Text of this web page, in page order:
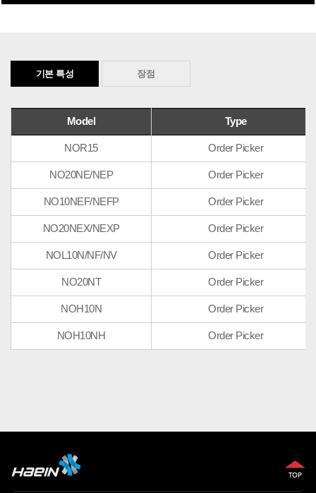
기본 특성 장점
Model Type
NOR15 Order Picker
NO20NE/NEP Order Picker
NO10NEF/NEFP Order Picker
NO20NEX/NEXP Order Picker
NOL10N/NF/NV Order Picker
NO20NT Order Picker
NOH10N Order Picker
NOH10NH Order Picker